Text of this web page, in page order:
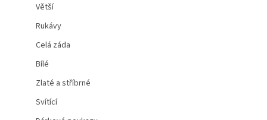
Větší
Rukávy
Celá záda
Bílé
Zlaté a stříbrné
Svítící